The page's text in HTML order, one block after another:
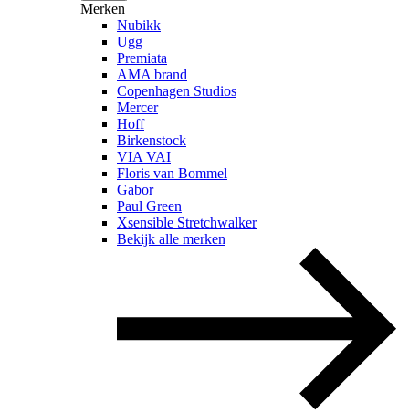
Merken
Nubikk
Ugg
Premiata
AMA brand
Copenhagen Studios
Mercer
Hoff
Birkenstock
VIA VAI
Floris van Bommel
Gabor
Paul Green
Xsensible Stretchwalker
Bekijk alle merken